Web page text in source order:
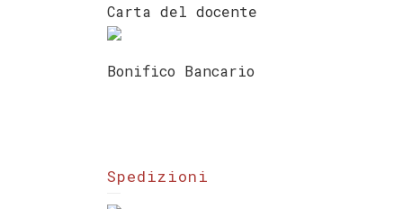
Carta del docente
Bonifico Bancario
Spedizioni